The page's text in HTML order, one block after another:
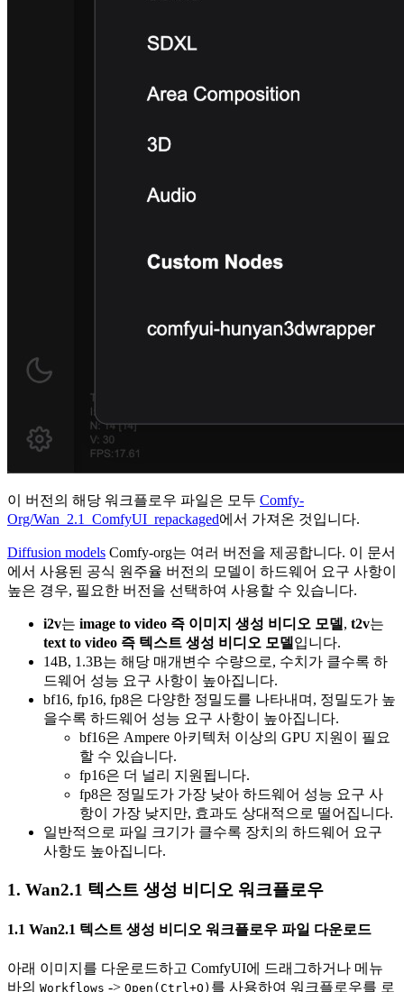
이 버전의 해당 워크플로우 파일은 모두 Comfy-
Org/Wan_2.1_ComfyUI_repackaged에서 가져온 것입니다.
Diffusion models Comfy-org는 여러 버전을 제공합니다. 이 문서
에서 사용된 공식 원주율 버전의 모델이 하드웨어 요구 사항이
높은 경우, 필요한 버전을 선택하여 사용할 수 있습니다.
i2v는 image to video 즉 이미지 생성 비디오 모델, t2v는
text to video 즉 텍스트 생성 비디오 모델입니다.
14B, 1.3B는 해당 매개변수 수량으로, 수치가 클수록 하
드웨어 성능 요구 사항이 높아집니다.
bf16, fp16, fp8은 다양한 정밀도를 나타내며, 정밀도가 높
을수록 하드웨어 성능 요구 사항이 높아집니다.
bf16은 Ampere 아키텍처 이상의 GPU 지원이 필요
할 수 있습니다.
fp16은 더 널리 지원됩니다.
fp8은 정밀도가 가장 낮아 하드웨어 성능 요구 사
항이 가장 낮지만, 효과도 상대적으로 떨어집니다.
일반적으로 파일 크기가 클수록 장치의 하드웨어 요구
사항도 높아집니다.
1. Wan2.1 텍스트 생성 비디오 워크플로우
1.1 Wan2.1 텍스트 생성 비디오 워크플로우 파일 다운로드
아래 이미지를 다운로드하고 ComfyUI에 드래그하거나 메뉴
바의 Workflows -> Open(Ctrl+O) 를 사용하여 워크플로우를 로